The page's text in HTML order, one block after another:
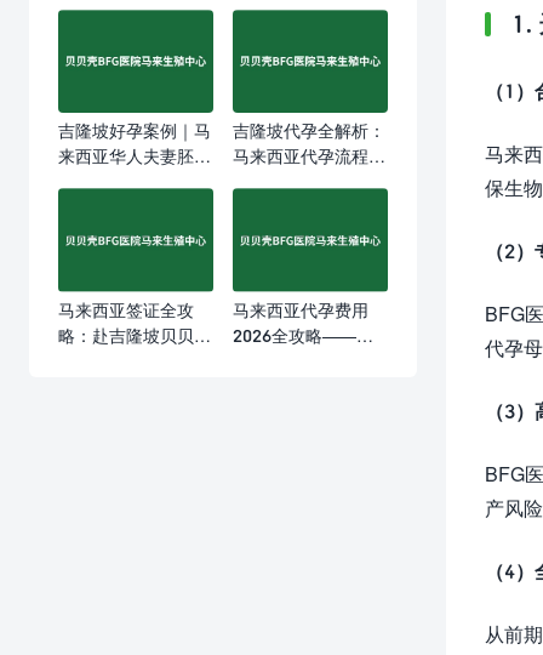
1.
（1
马来
保生
（2
BFG
代孕
（3
BFG
产风
（4
从前
吉隆坡好孕案例｜马
来西亚华人夫妻胚胎
孕迎来健康宝宝
吉隆坡代孕全解析：
马来西亚代孕流程、
马来西亚签证全攻
略：赴吉隆坡贝贝壳
马来西亚代孕费用
2026全攻略——